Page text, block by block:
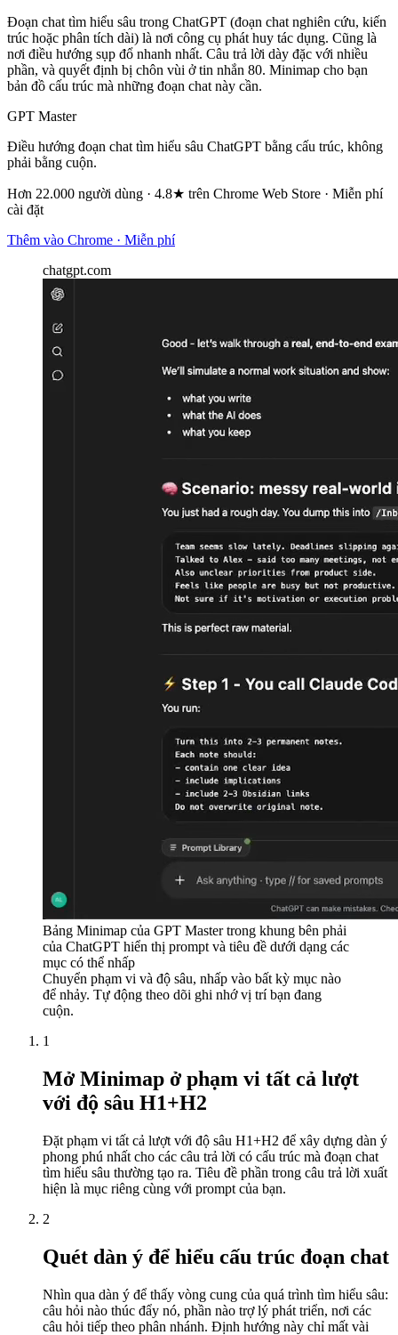
Đoạn chat tìm hiểu sâu trong ChatGPT (đoạn chat nghiên cứu, kiến
trúc hoặc phân tích dài) là nơi công cụ phát huy tác dụng. Cũng là
nơi điều hướng sụp đổ nhanh nhất. Câu trả lời dày đặc với nhiều
phần, và quyết định bị chôn vùi ở tin nhắn 80. Minimap cho bạn
bản đồ cấu trúc mà những đoạn chat này cần.
GPT Master
Điều hướng đoạn chat tìm hiểu sâu ChatGPT bằng cấu trúc, không
phải bằng cuộn.
Hơn 22.000 người dùng · 4.8★ trên Chrome Web Store · Miễn phí
cài đặt
Thêm vào Chrome · Miễn phí
chatgpt.com
Bảng Minimap của GPT Master trong khung bên phải
của ChatGPT hiển thị prompt và tiêu đề dưới dạng các
mục có thể nhấp
Chuyển phạm vi và độ sâu, nhấp vào bất kỳ mục nào
để nhảy. Tự động theo dõi ghi nhớ vị trí bạn đang
cuộn.
1
Mở Minimap ở phạm vi tất cả lượt
với độ sâu H1+H2
Đặt phạm vi tất cả lượt với độ sâu H1+H2 để xây dựng dàn ý
phong phú nhất cho các câu trả lời có cấu trúc mà đoạn chat
tìm hiểu sâu thường tạo ra. Tiêu đề phần trong câu trả lời xuất
hiện là mục riêng cùng với prompt của bạn.
2
Quét dàn ý để hiểu cấu trúc đoạn chat
Nhìn qua dàn ý để thấy vòng cung của quá trình tìm hiểu sâu:
câu hỏi nào thúc đẩy nó, phần nào trợ lý phát triển, nơi các
câu hỏi tiếp theo phân nhánh. Định hướng này chỉ mất vài